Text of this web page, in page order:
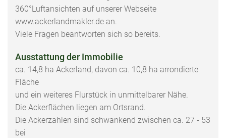
360°Luftansichten auf unserer Webseite
www.ackerlandmakler.de an.
Viele Fragen beantworten sich so bereits.
Ausstattung der Immobilie
ca. 14,8 ha Ackerland, davon ca. 10,8 ha arrondierte
Fläche
und ein weiteres Flurstück in unmittelbarer Nähe.
Die Ackerflächen liegen am Ortsrand.
Die Ackerzahlen sind schwankend zwischen ca. 27 - 53
bei